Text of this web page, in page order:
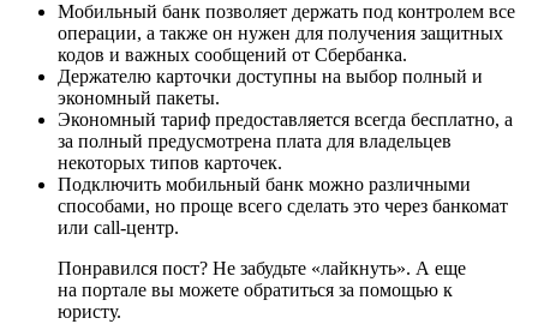
Мобильный банк позволяет держать под контролем все
операции, а также он нужен для получения защитных
кодов и важных сообщений от Сбербанка.
Держателю карточки доступны на выбор полный и
экономный пакеты.
Экономный тариф предоставляется всегда бесплатно, а
за полный предусмотрена плата для владельцев
некоторых типов карточек.
Подключить мобильный банк можно различными
способами, но проще всего сделать это через банкомат
или call-центр.
Понравился пост? Не забудьте «лайкнуть». А еще
на портале вы можете обратиться за помощью к
юристу.